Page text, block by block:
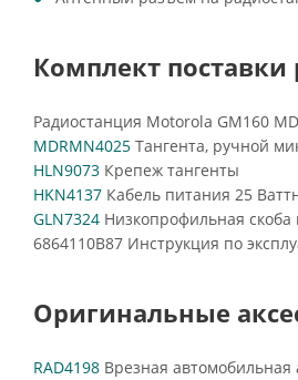
Комплект
Радиостанция Motorola GM160
MDRMN4025 Тангента, ручной
HLN9073 Крепеж тангенты
HKN4137 Кабель питания 25
GLN7324 Низкопрофильная
6864110B87 Инструкция по
Оригинальные
RAD4198 Врезная автомобильная